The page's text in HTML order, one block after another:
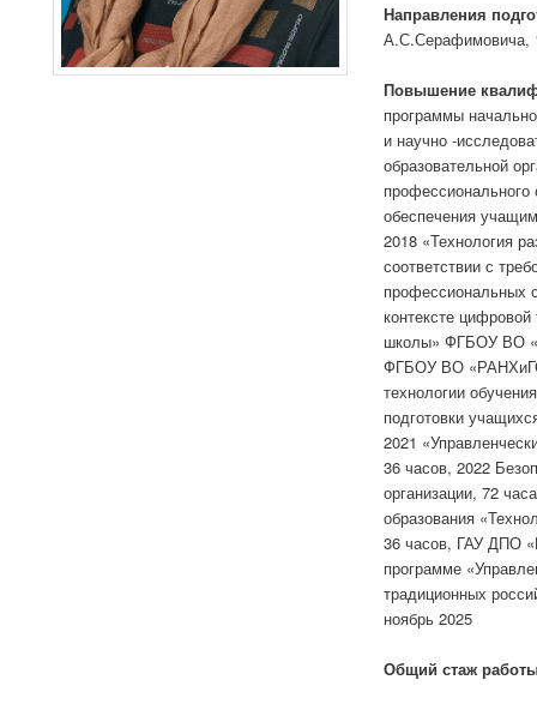
Направления
А.С.Серафимовича,
Повышение
программы
и научно -
образовательной
обеспечения
2018 «Технология
соответствии с
профессиональных
контексте
школы» ФГБОУ ВО
ФГБОУ ВО
технологии
подготовки
2021
36 часов, 2022
организации, 72
образования
36 часов, ГАУ ДПО
программе
традиционных
ноябрь 2025
Общий стаж